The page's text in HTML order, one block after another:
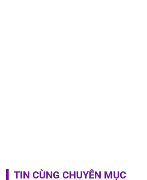
TIN CÙNG CHUYÊN MỤC